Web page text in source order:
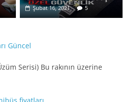
Şubat 16, 2021 5
Güncel
Serisi) Bu rakının üzerine